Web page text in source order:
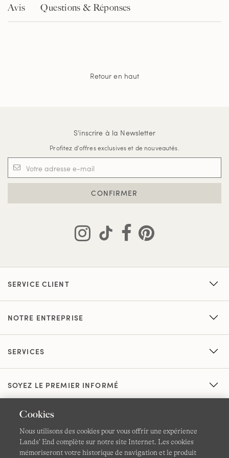
Avis Questions & Réponses
Retour en haut
S'inscrire à la Newsletter
Profitez d'offres exclusives et de nouveautés.
CONFIRMER
SERVICE CLIENT
NOTRE ENTREPRISE
SERVICES
SOYEZ LE PREMIER INFORMÉ
Cookies
Nous utilisons des cookies pour vous offrir une expérience
Lands’ End complète sur notre site Internet. Les cookies
mémoriseront votre historique de navigation et le produit